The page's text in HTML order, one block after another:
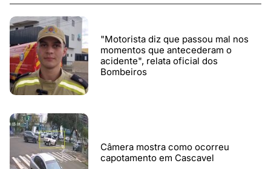
"Motorista diz que passou mal nos
momentos que antecederam o
acidente", relata oficial dos
Bombeiros
Câmera mostra como ocorreu
capotamento em Cascavel